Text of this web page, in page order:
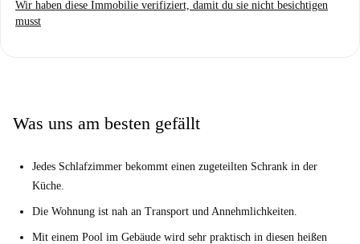
Wir haben diese Immobilie verifiziert, damit du sie nicht besichtigen
musst
Was uns am besten gefällt
Jedes Schlafzimmer bekommt einen zugeteilten Schrank in der
Küche.
Die Wohnung ist nah an Transport und Annehmlichkeiten.
Mit einem Pool im Gebäude wird sehr praktisch in diesen heißen